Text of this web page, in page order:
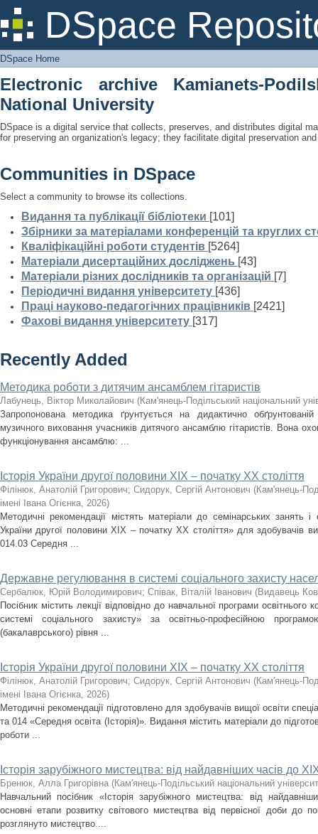
DSpace
DSpace Home
DSpace Home
Electronic archive Kamianets-
National University
DSpace is a digital service that collects, preserves, and distributes digital
for preserving an organization's legacy; they facilitate digital preservation
Communities in DSpace
Select a community to browse its collections.
Видання та публікації бібліотеки [101]
Збірники за матеріалами конференцій та круглих
Кваліфікаційні роботи студентів [5264]
Матеріали дисертаційних досліджень [43]
Матеріали різних дослідників та організацій [7]
Періодичні видання університету [436]
Праці науково-педагогічних працівників [2421]
Фахові видання університету [317]
Recently Added
Методика роботи з дитячим ансамблем гітаристів
Лабунець, Віктор Миколайович (Кам'янець-Подільський національний
Запропонована методика ґрунтується на дидактично
музичного виховання учасників дитячого ансамблю гітаристів. Вона
функціонування ансамблю: ...
Історія України другої половини XIX – початку ХХ століття
Філінюк, Анатолій Григорович; Сидорук, Сергій Антонович (Кам'янець-
імені Івана Огієнка, 2026)
Методичні рекомендації містять матеріали до семінарських занять і
України другої половини ХІХ – початку ХХ століття» для здобувачів
014.03 Середня ...
Державне регулювання в системі соціального захисту
Сербалюк, Юрій Володимирович; Співак, Віталій Іванович (Видавець
Посібник містить лекції відповідно до навчальної програми
системі соціального захисту» за освітньо-професійною
(бакалаврського) рівня ...
Історія України другої половини XIX – початку ХХ століття
Філінюк, Анатолій Григорович; Сидорук, Сергій Антонович (Кам'янець-
імені Івана Огієнка, 2026)
Методичні рекомендації підготовлено для здобувачів вищої освіти
та 014 «Середня освіта (Історія)». Видання містить матеріали до
роботи ...
Історія зарубіжного мистецтва: від найдавніших часів до
Бренюк, Алла Григорівна (Кам'янець-Подільський національний
Навчальний посібник «Історія зарубіжного мистецтва: від
основні етапи розвитку світового мистецтва від первісної доби до
розглянуто мистецтво ...